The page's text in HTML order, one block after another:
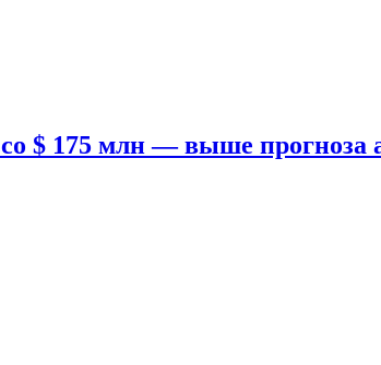
$ 175 млн — выше прогноза